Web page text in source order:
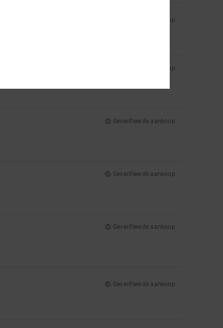
Geverifieerde aankoop
Geverifieerde aankoop
Geverifieerde aankoop
Geverifieerde aankoop
Geverifieerde aankoop
Geverifieerde aankoop